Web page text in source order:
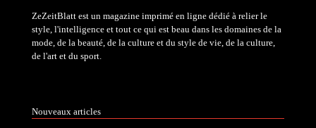
ZeZeitBlatt est un magazine imprimé en ligne dédié à relier le
style, l'intelligence et tout ce qui est beau dans les domaines de la
mode, de la beauté, de la culture et du style de vie, de la culture,
de l'art et du sport.
Nouveaux articles